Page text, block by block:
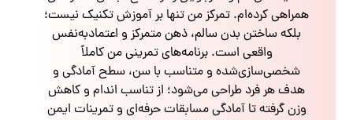
همراهی کرده‌ام. تمرکز من تنها بر آموزش تکنیک نیست؛
بلکه ساختن بدن سالم، ذهن متمرکز و اعتمادبه‌نفس
واقعی است. برنامه‌های تمرینی من کاملاً
شخصی‌سازی‌شده و متناسب با سن، سطح آمادگی و
هدف هر فرد طراحی می‌شود؛ از تناسب اندام و کاهش
وزن گرفته تا آمادگی مسابقات حرفه‌ای و تمرینات ایمن